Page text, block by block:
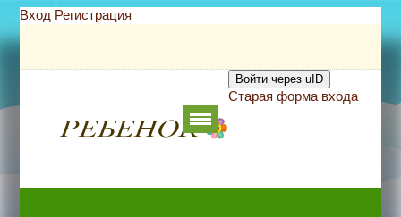
Вход Регистрация
Войти через uID
Старая форма входа